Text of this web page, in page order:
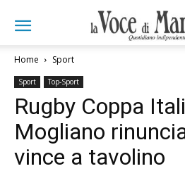
Home Sport
Sport Top-Sport
Rugby Coppa
Mogliano
vince a tavolino